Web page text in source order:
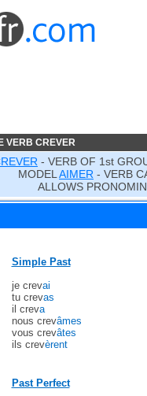
VERB CREVER
- VERB OF 1st
MODEL AIMER - VERB
ALLOWS
Simple Past
je crevai
tu crevas
il creva
nous crevâmes
vous crevâtes
ils crevèrent
Past Perfect